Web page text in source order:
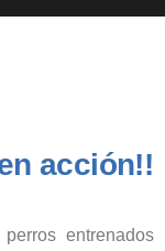
acción!!
entrenados